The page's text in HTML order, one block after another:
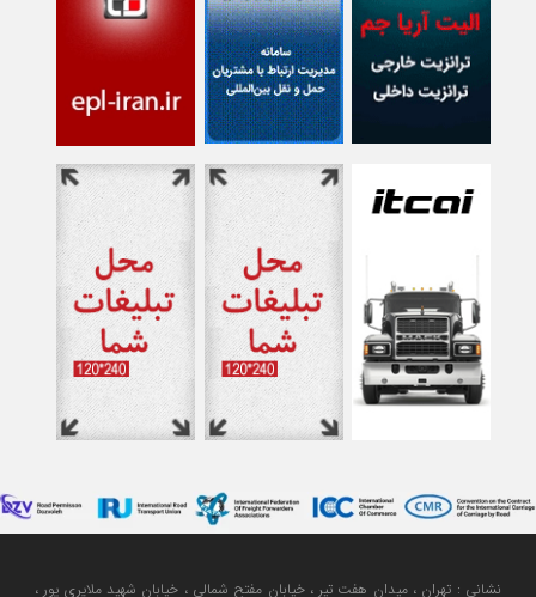
نشانی : تهران ، میدان هفت تیر ، خیابان مفتح شمالی ، خیابان شهید ملایری پور ،